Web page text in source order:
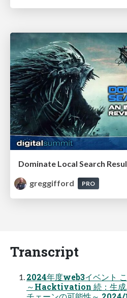
greggifford
PRO
Transcript
2024年度web3イベント
～Hacktivation 続：生成